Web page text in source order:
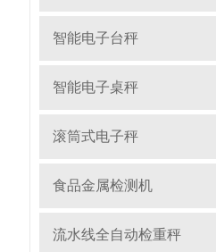
智能电子台秤
智能电子桌秤
滚筒式电子秤
食品金属检测机
流水线全自动检重秤